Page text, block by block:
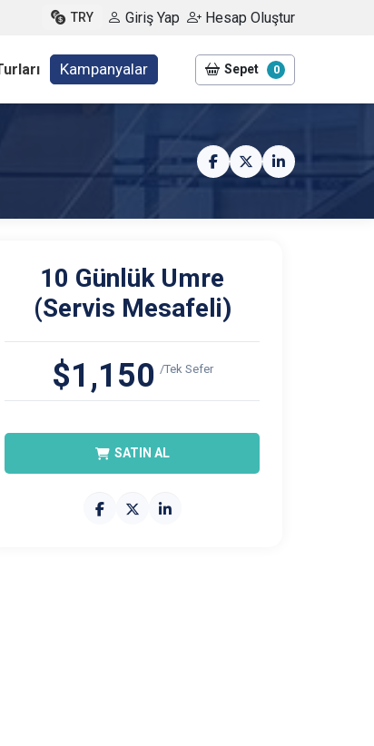
TRY Giriş Yap Hesap Oluştur
Kampanyalar Sepet 0
10 Günlük Umre
(Servis Mesafeli)
$1,150 /Tek Sefer
SATIN AL